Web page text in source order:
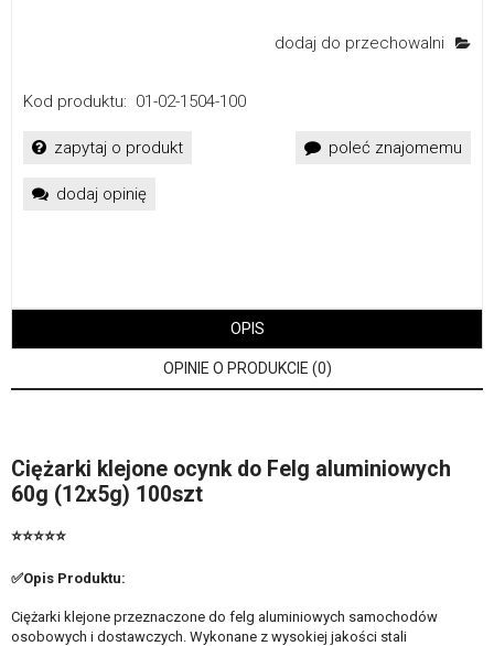
dodaj do przechowalni
Kod produktu: 01-02-1504-100
zapytaj o produkt poleć znajomemu
dodaj opinię
OPIS
OPINIE O PRODUKCIE (0)
Ciężarki klejone ocynk do Felg aluminiowych
60g (12x5g) 100szt
⭐⭐⭐⭐⭐
✅Opis Produktu:
Ciężarki klejone przeznaczone do felg aluminiowych samochodów
osobowych i dostawczych. Wykonane z wysokiej jakości stali